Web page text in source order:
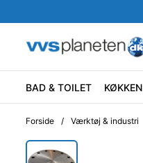
BAD & TOILET KØKKEN
Forside / Værktøj & industri